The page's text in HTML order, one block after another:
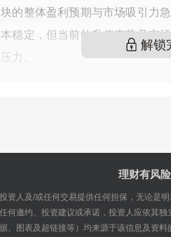
的整体盈利预期与市场吸引力
稳定，但当前的升值态势及市
力。
解锁
理财有风
资人及/或任何交易提供任何担保，无论
邀约、投资建议或承诺，投资人应依其
图表及超链接等）均来源于该信息及资